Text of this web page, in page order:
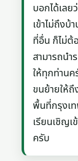
บอกได้เลย
เข้าไม่ถึงบ้
ที่อื่น ก็ไม่ต้
สามารถนำ
ให้ทุกท่านค
ขนย้ายให้ถึ
พื้นที่กรุงเท
เรียนเชิญเ
ครับ